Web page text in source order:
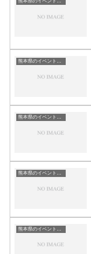
熊本県のイベント会場一覧
熊本県のイベント会場一覧
熊本県のイベント会場一覧
熊本県のイベント会場一覧
熊本県のイベント会場一覧